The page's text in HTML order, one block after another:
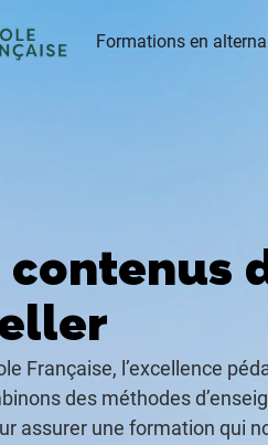
Formations en
contenus
Française, l’excellence
des méthodes
assurer une formation qui